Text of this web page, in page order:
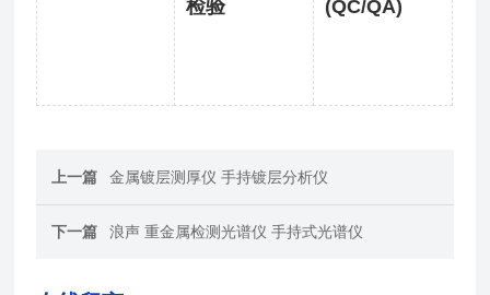
检验
(QC/QA)
上一篇 金属镀层测厚仪 手持镀层分析仪
下一篇 浪声 重金属检测光谱仪 手持式光谱仪